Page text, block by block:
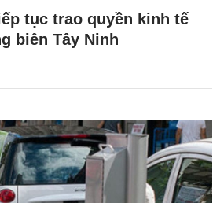
tục trao quyền kinh tế
biên Tây Ninh